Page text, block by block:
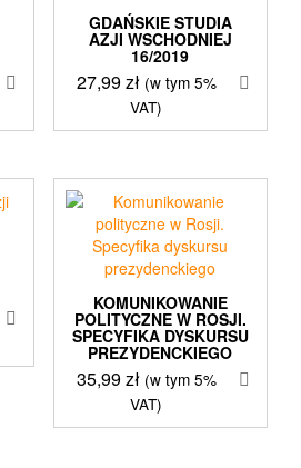
GDAŃSKIE STUDIA
AZJI WSCHODNIEJ
16/2019
27,99zł (w tym 5%
VAT)
KOMUNIKOWANIE
POLITYCZNE W ROSJI.
SPECYFIKA DYSKURSU
PREZYDENCKIEGO
35,99zł (w tym 5%
VAT)